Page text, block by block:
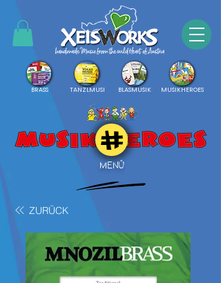
BRASS TANZLMUSI BLASMUSIK MUSIKHEROES
MENÜ
ZURÜCK